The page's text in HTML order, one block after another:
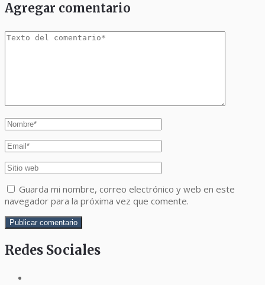
Agregar comentario
Guarda mi nombre, correo electrónico y web en este
navegador para la próxima vez que comente.
Redes Sociales